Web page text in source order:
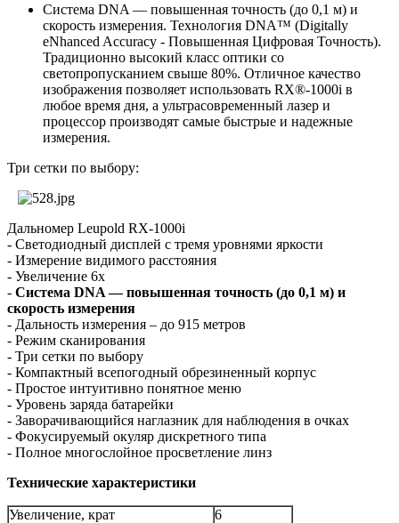
Система DNA — повышенная точность (до 0,1 м) и
скорость измерения. Технология DNA™ (Digitally
eNhanced Accuracy - Повышенная Цифровая Точность).
Традиционно высокий класс оптики со
светопропусканием свыше 80%. Отличное качество
изображения позволяет использовать RX®-1000i в
любое время дня, а ультрасовременный лазер и
процессор производят самые быстрые и надежные
измерения.
Три сетки по выбору:
Дальномер Leupold RX-1000i
- Светодиодный дисплей с тремя уровнями яркости
- Измерение видимого расстояния
- Увеличение 6х
- Система DNA — повышенная точность (до 0,1 м) и
скорость измерения
- Дальность измерения – до 915 метров
- Режим сканирования
- Три сетки по выбору
- Компактный всепогодный обрезиненный корпус
- Простое интуитивно понятное меню
- Уровень заряда батарейки
- Заворачивающийся наглазник для наблюдения в очках
- Фокусируемый окуляр дискретного типа
- Полное многослойное просветление линз
Технические характеристики
Увеличение, крат
6